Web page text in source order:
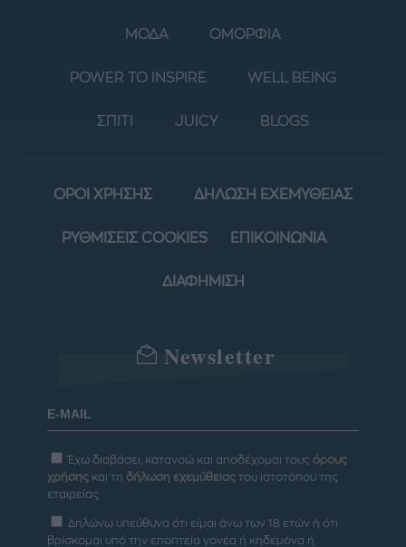
ΜΟΔΑ ΟΜΟΡΦΙΑ
POWER TO INSPIRE WELL BEING
ΣΠΙΤΙ JUICY BLOGS
ΟΡΟΙ ΧΡΗΣΗΣ ΔΗΛΩΣΗ ΕΧΕΜΥΘΕΙΑΣ
ΡΥΘΜΙΣΕΙΣ COOKIES ΕΠΙΚΟΙΝΩΝΙΑ
ΔΙΑΦΗΜΙΣΗ
Newsletter
Έχω διαβάσει, κατανοώ και αποδέχομαι τους όρους
χρήσης και τη δήλωση εχεμύθειας του ιστοτόπου της
εταιρείας
Δηλώνω υπεύθυνα ότι είμαι άνω των 18 ετών ή ότι
βρίσκομαι υπό την εποπτεία γονέα ή κηδεμόνα ή